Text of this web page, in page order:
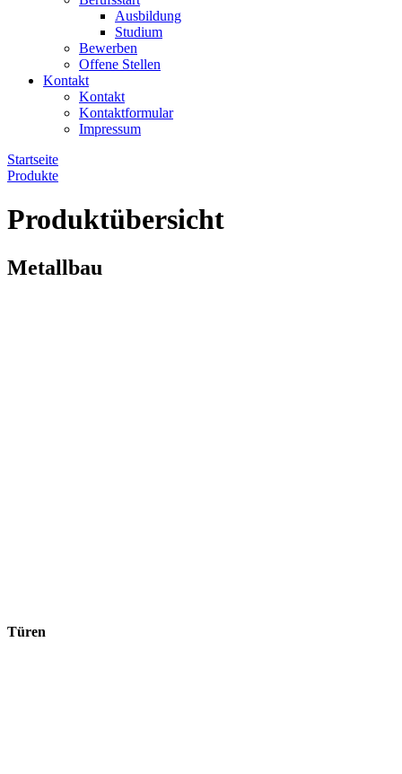
Ausbildung
Studium
Bewerben
Offene Stellen
Kontakt
Kontakt
Kontaktformular
Impressum
Startseite
Produkte
Produktübersicht
Metallbau
Türen